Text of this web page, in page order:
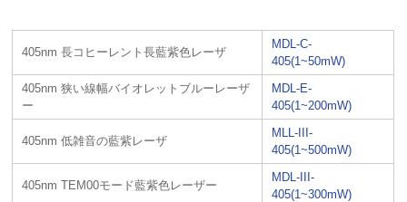
405nm 長コヒーレント長藍紫色レーザ
MDL-C-
405(1~50mW)
405nm 狭い線幅バイオレットブルーレーザ
ー
MDL-E-
405(1~200mW)
405nm 低雑音の藍紫レーザ
MLL-III-
405(1~500mW)
405nm TEM00モード藍紫色レーザー
MDL-III-
405(1~300mW)